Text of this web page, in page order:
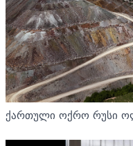
ქართული ოქრო რუსი